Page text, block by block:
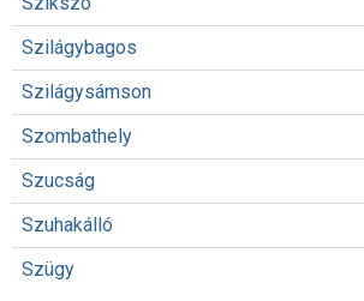
Szilágybagos
Szilágysámson
Szombathely
Szucság
Szuhakálló
Szügy